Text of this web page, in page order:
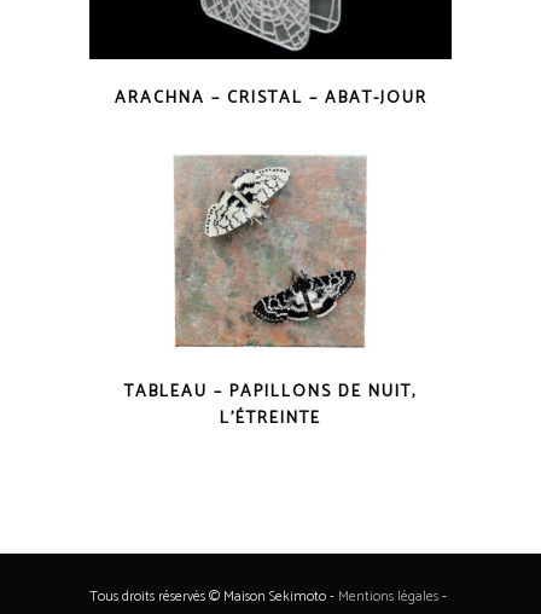
ARACHNA – CRISTAL – ABAT-JOUR
TABLEAU – PAPILLONS DE NUIT,
L’ÉTREINTE
Tous droits réservés © Maison Sekimoto - Mentions légales-